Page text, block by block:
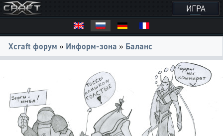
ИГРА
Xcraft форум » Информ-зона » Баланс